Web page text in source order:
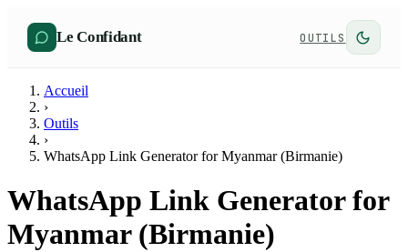
Le Confidant OUTILS
Accueil
›
Outils
›
WhatsApp Link Generator for Myanmar (Birmanie)
WhatsApp Link Generator for
Myanmar (Birmanie)